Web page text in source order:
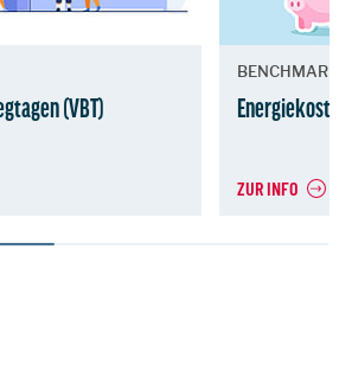
(VBT)
BENCHMARK
ZUR INFO